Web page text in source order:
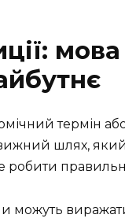
термін
шлях,
робити
можуть